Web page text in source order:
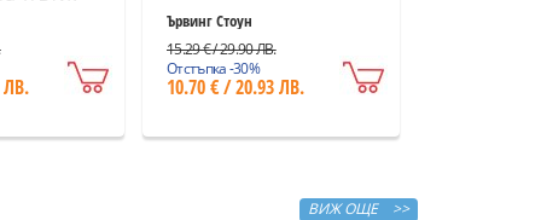
ЛВ.
Ървинг Стоун
15.29 € / 29.90 ЛВ.
Отстъпка -30%
10.70 € / 20.93 ЛВ.
ВИЖ ОЩЕ >>